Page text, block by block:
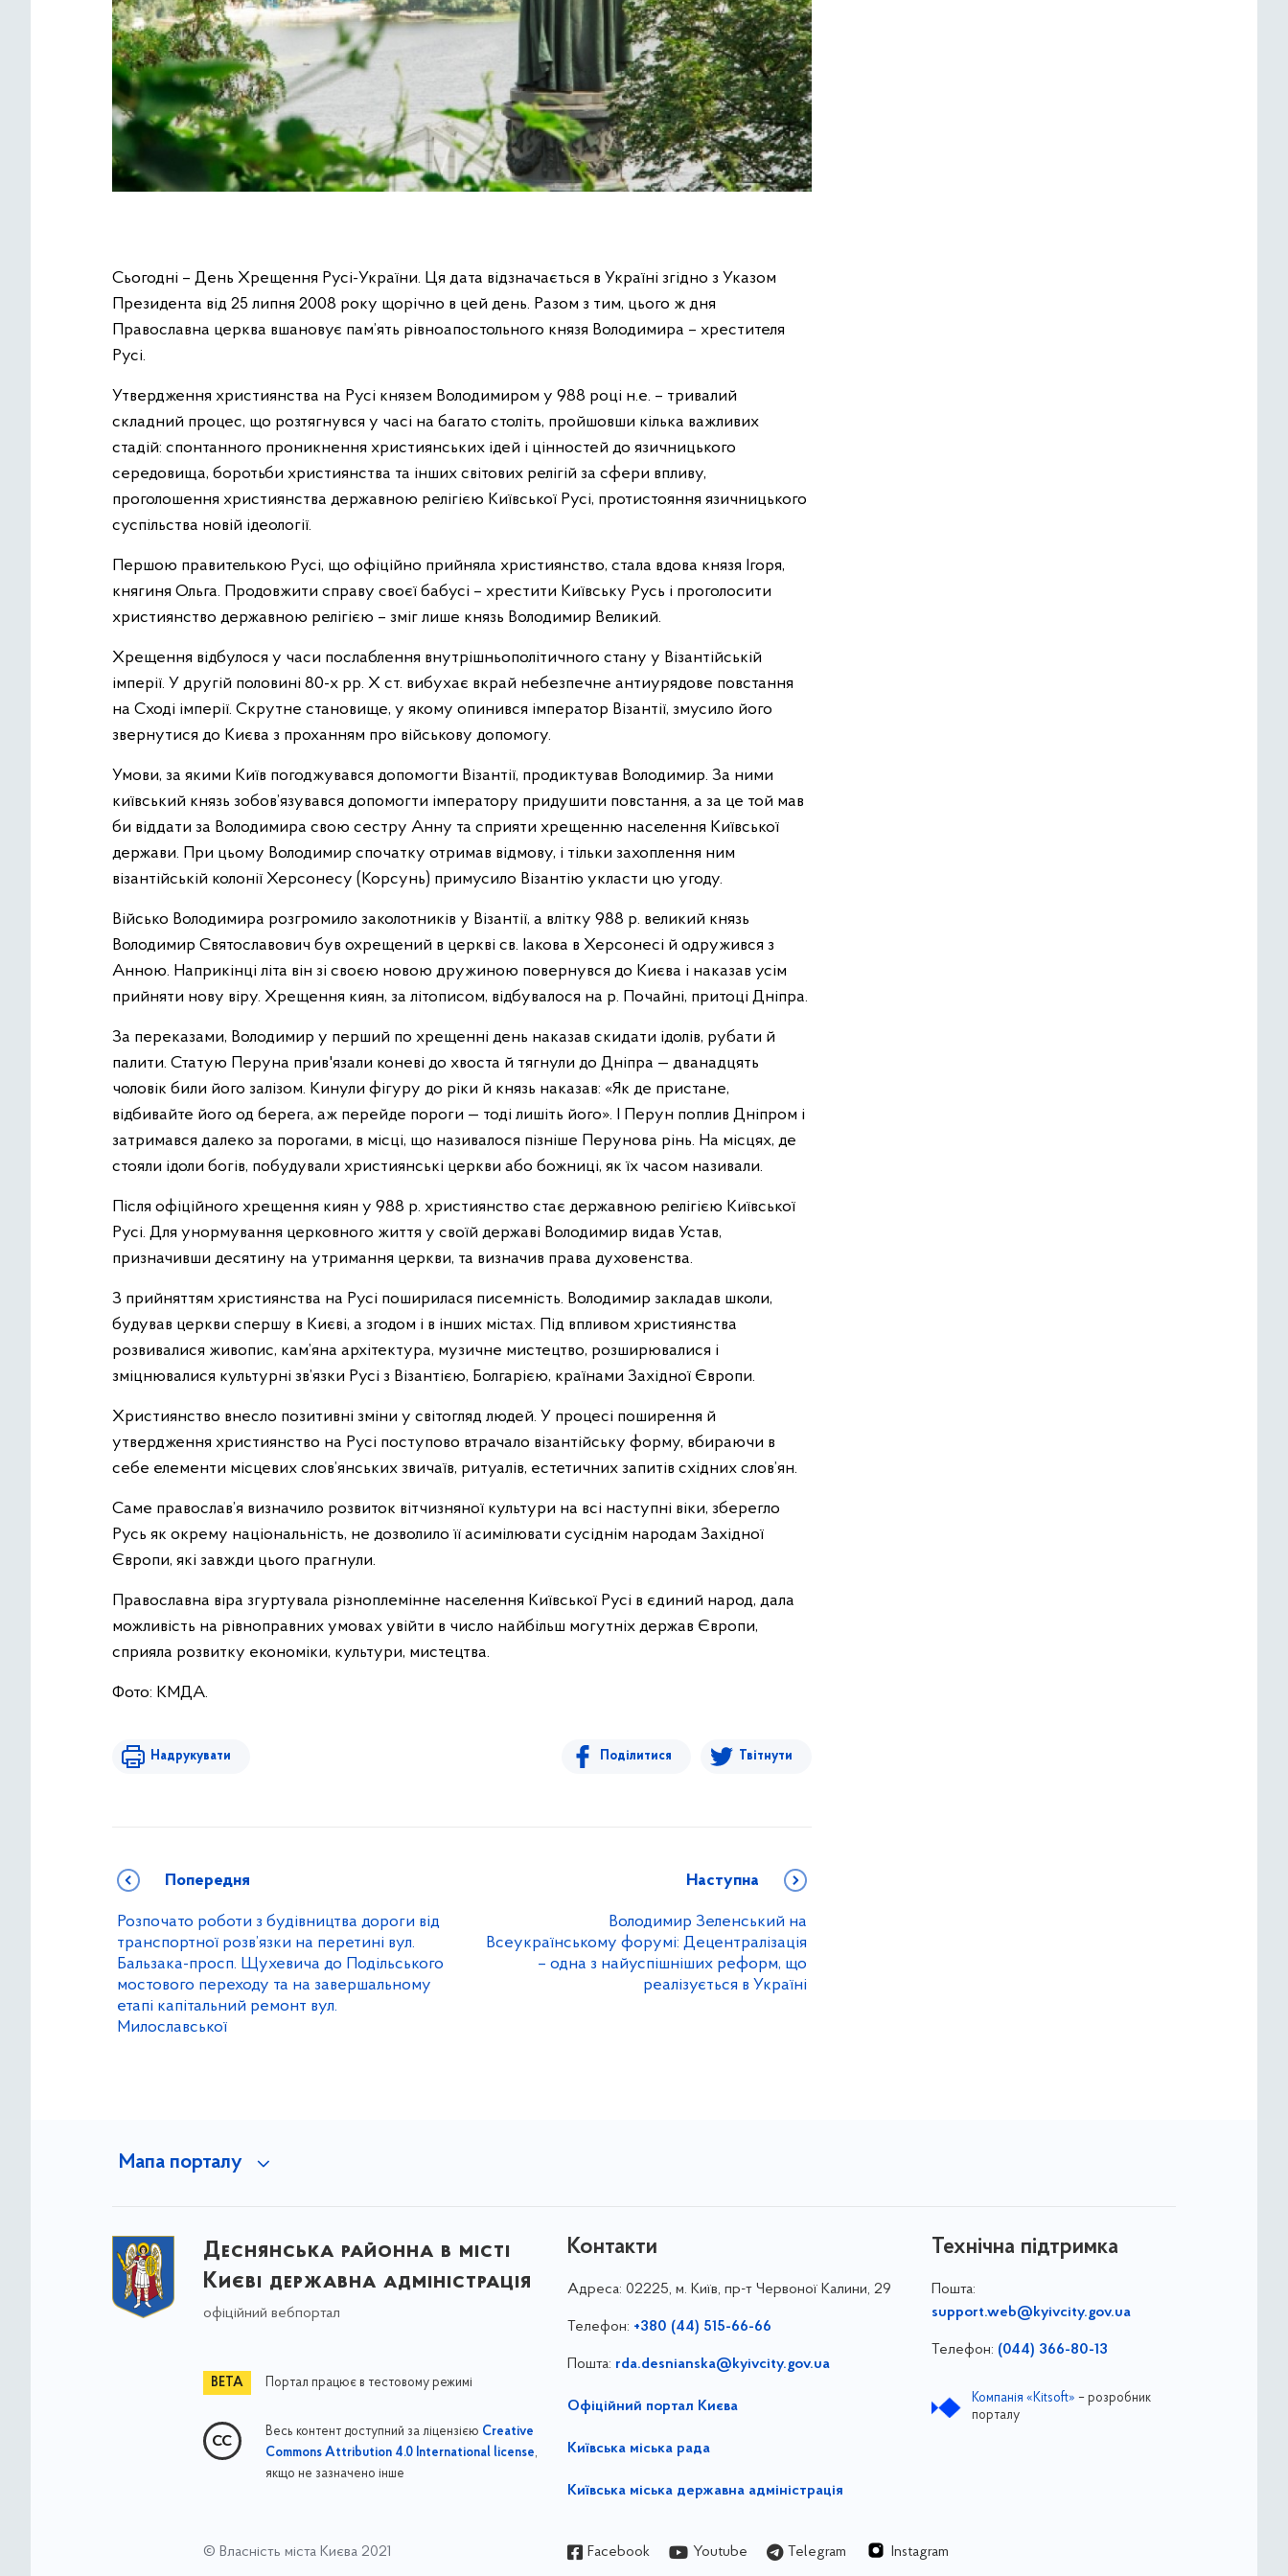
Сьогодні – День Хрещення Русі-України. Ця дата відзначається в Україні згідно з Указом
Президента від 25 липня 2008 року щорічно в цей день. Разом з тим, цього ж дня
Православна церква вшановує пам’ять рівноапостольного князя Володимира – хрестителя
Русі.
Утвердження християнства на Русі князем Володимиром у 988 році н.е. – тривалий
складний процес, що розтягнувся у часі на багато століть, пройшовши кілька важливих
стадій: спонтанного проникнення християнських ідей і цінностей до язичницького
середовища, боротьби християнства та інших світових релігій за сфери впливу,
проголошення християнства державною релігією Київської Русі, протистояння язичницького
суспільства новій ідеології.
Першою правителькою Русі, що офіційно прийняла християнство, стала вдова князя Ігоря,
княгиня Ольга. Продовжити справу своєї бабусі – хрестити Київську Русь і проголосити
християнство державною релігією – зміг лише князь Володимир Великий.
Хрещення відбулося у часи послаблення внутрішньополітичного стану у Візантійській
імперії. У другій половині 80-х рр. Х ст. вибухає вкрай небезпечне антиурядове повстання
на Сході імперії. Скрутне становище, у якому опинився імператор Візантії, змусило його
звернутися до Києва з проханням про військову допомогу.
Умови, за якими Київ погоджувався допомогти Візантії, продиктував Володимир. За ними
київський князь зобов’язувався допомогти імператору придушити повстання, а за це той мав
би віддати за Володимира свою сестру Анну та сприяти хрещенню населення Київської
держави. При цьому Володимир спочатку отримав відмову, і тільки захоплення ним
візантійській колонії Херсонесу (Корсунь) примусило Візантію укласти цю угоду.
Військо Володимира розгромило заколотників у Візантії, а влітку 988 р. великий князь
Володимир Святославович був охрещений в церкві св. Іакова в Херсонесі й одружився з
Анною. Наприкінці літа він зі своєю новою дружиною повернувся до Києва і наказав усім
прийняти нову віру. Хрещення киян, за літописом, відбувалося на р. Почайні, притоці Дніпра.
За переказами, Володимир у перший по хрещенні день наказав скидати ідолів, рубати й
палити. Статую Перуна прив'язали коневі до хвоста й тягнули до Дніпра — дванадцять
чоловік били його залізом. Кинули фігуру до ріки й князь наказав: «Як де пристане,
відбивайте його од берега, аж перейде пороги — тоді лишіть його». І Перун поплив Дніпром і
затримався далеко за порогами, в місці, що називалося пізніше Перунова рінь. На місцях, де
стояли ідоли богів, побудували християнські церкви або божниці, як їх часом називали.
Після офіційного хрещення киян у 988 р. християнство стає державною релігією Київської
Русі. Для унормування церковного життя у своїй державі Володимир видав Устав,
призначивши десятину на утримання церкви, та визначив права духовенства.
З прийняттям християнства на Русі поширилася писемність. Володимир закладав школи,
будував церкви спершу в Києві, а згодом і в інших містах. Під впливом християнства
розвивалися живопис, кам’яна архітектура, музичне мистецтво, розширювалися і
зміцнювалися культурні зв’язки Русі з Візантією, Болгарією, країнами Західної Європи.
Християнство внесло позитивні зміни у світогляд людей. У процесі поширення й
утвердження християнство на Русі поступово втрачало візантійську форму, вбираючи в
себе елементи місцевих слов’янських звичаїв, ритуалів, естетичних запитів східних слов’ян.
Саме православ’я визначило розвиток вітчизняної культури на всі наступні віки, зберегло
Русь як окрему національність, не дозволило її асимілювати сусіднім народам Західної
Європи, які завжди цього прагнули.
Православна віра згуртувала різноплемінне населення Київської Русі в єдиний народ, дала
можливість на рівноправних умовах увійти в число найбільш могутніх держав Європи,
сприяла розвитку економіки, культури, мистецтва.
Фото: КМДА.
Надрукувати Поділитися Твітнути
Попередня
Розпочато роботи з будівництва дороги від
транспортної розв’язки на перетині вул.
Бальзака-просп. Щухевича до Подільського
мостового переходу та на завершальному
етапі капітальний ремонт вул.
Милославської
Наступна
Володимир Зеленський на
Всеукраїнському форумі: Децентралізація
– одна з найуспішніших реформ, що
реалізується в Україні
Мапа порталу
Деснянська районна в місті
Києві державна адміністрація
офіційний вебпортал
Портал працює в тестовому режимі
Весь контент доступний за ліцензією Creative
Commons Attribution 4.0 International license,
якщо не зазначено інше
Контакти
Адреса: 02225, м. Київ, пр-т Червоної Калини, 29
Телефон: +380 (44) 515-66-66
Пошта: rda.desnianska@kyivcity.gov.ua
Офіційний портал Києва
Київська міська рада
Київська міська державна адміністрація
Технічна підтримка
Пошта:
support.web@kyivcity.gov.ua
Телефон: (044) 366-80-13
Компанія «Kitsoft» – розробник
порталу
© Власність міста Києва 2021 Facebook Youtube Telegram Instagram